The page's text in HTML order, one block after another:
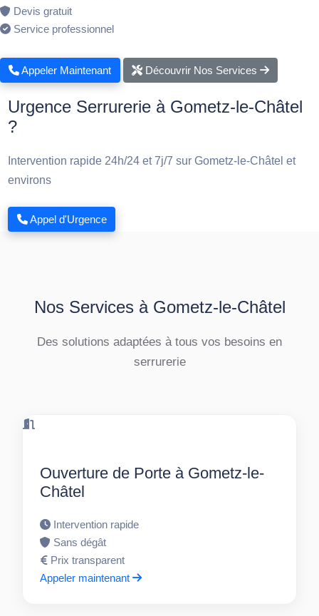
Devis gratuit
Service professionnel
Appeler Maintenant Découvrir Nos Services
Urgence Serrurerie à Gometz-le-Châtel
?
Intervention rapide 24h/24 et 7j/7 sur Gometz-le-Châtel et
environs
Appel d'Urgence
Nos Services à Gometz-le-Châtel
Des solutions adaptées à tous vos besoins en
serrurerie
Ouverture de Porte à Gometz-le-
Châtel
Intervention rapide
Sans dégât
Prix transparent
Appeler maintenant